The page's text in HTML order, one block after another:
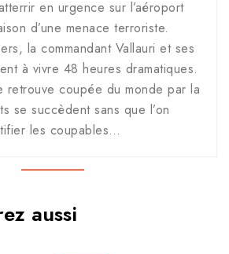
en urgence sur l’aéroport
d’une menace terroriste.
la commandant Vallauri et ses
à vivre 48 heures dramatiques.
retrouve coupée du monde par la
se succèdent sans que l’on
les coupables…
aussi